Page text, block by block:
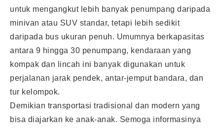
untuk mengangkut lebih banyak penumpang daripada
minivan atau SUV standar, tetapi lebih sedikit
daripada bus ukuran penuh. Umumnya berkapasitas
antara 9 hingga 30 penumpang, kendaraan yang
kompak dan lincah ini banyak digunakan untuk
perjalanan jarak pendek, antar-jemput bandara, dan
tur kelompok.
Demikian transportasi tradisional dan modern yang
bisa diajarkan ke anak-anak. Semoga informasinya